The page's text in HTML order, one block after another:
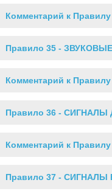
Комментарий к Правилу
Правило 35 -
Комментарий к Правилу
Правило 36 -
Комментарий к Правилу
Правило 37 - СИГНАЛЫ